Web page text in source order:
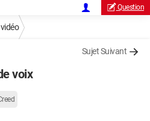
Question
Sujet Suivant
voix